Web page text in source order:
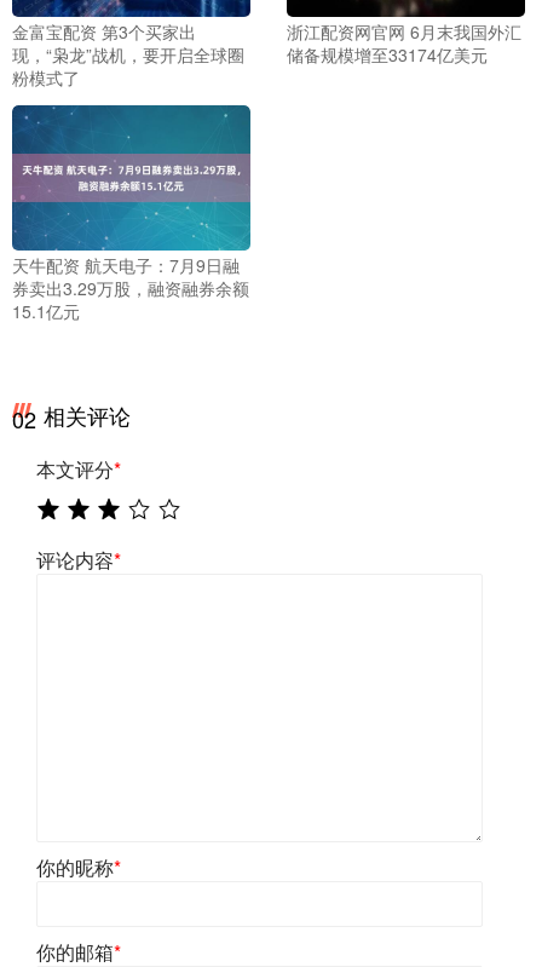
金富宝配资 第3个买家出
现，“枭龙”战机，要开启全球圈
粉模式了
浙江配资网官网 6月末我国外汇
储备规模增至33174亿美元
天牛配资 航天电子：7月9日融
券卖出3.29万股，融资融券余额
15.1亿元
02 相关评论
本文评分*
评论内容*
你的昵称*
你的邮箱*